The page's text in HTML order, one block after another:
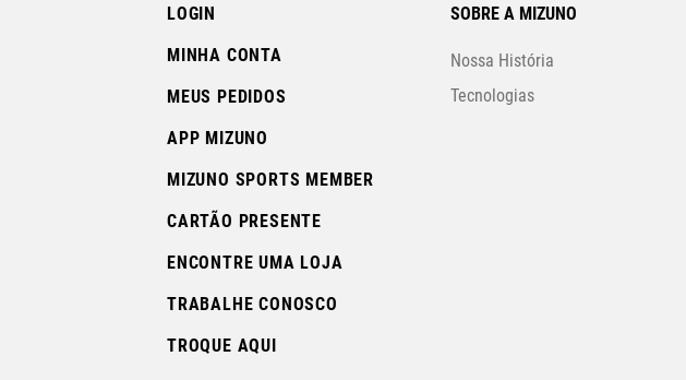
LOGIN
MINHA CONTA
MEUS PEDIDOS
APP MIZUNO
MIZUNO SPORTS MEMBER
CARTÃO PRESENTE
ENCONTRE UMA LOJA
TRABALHE CONOSCO
TROQUE AQUI
SOBRE A MIZUNO
Nossa História
Tecnologias